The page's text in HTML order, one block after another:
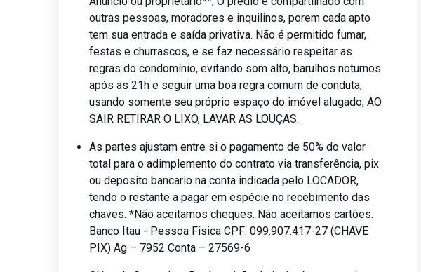
outras pessoas, moradores e inquilinos, porem cada apto
tem sua entrada e saída privativa. Não é permitido fumar,
festas e churrascos, e se faz necessário respeitar as
regras do condomínio, evitando som alto, barulhos noturnos
após as 21h e seguir uma boa regra comum de conduta,
usando somente seu próprio espaço do imóvel alugado, AO
SAIR RETIRAR O LIXO, LAVAR AS LOUÇAS.
As partes ajustam entre si o pagamento de 50% do valor
total para o adimplemento do contrato via transferência, pix
ou deposito bancario na conta indicada pelo LOCADOR,
tendo o restante a pagar em espécie no recebimento das
chaves. *Não aceitamos cheques. Não aceitamos cartões.
Banco Itau - Pessoa Fisica CPF: 099.907.417-27 (CHAVE
PIX) Ag – 7952 Conta – 27569-6